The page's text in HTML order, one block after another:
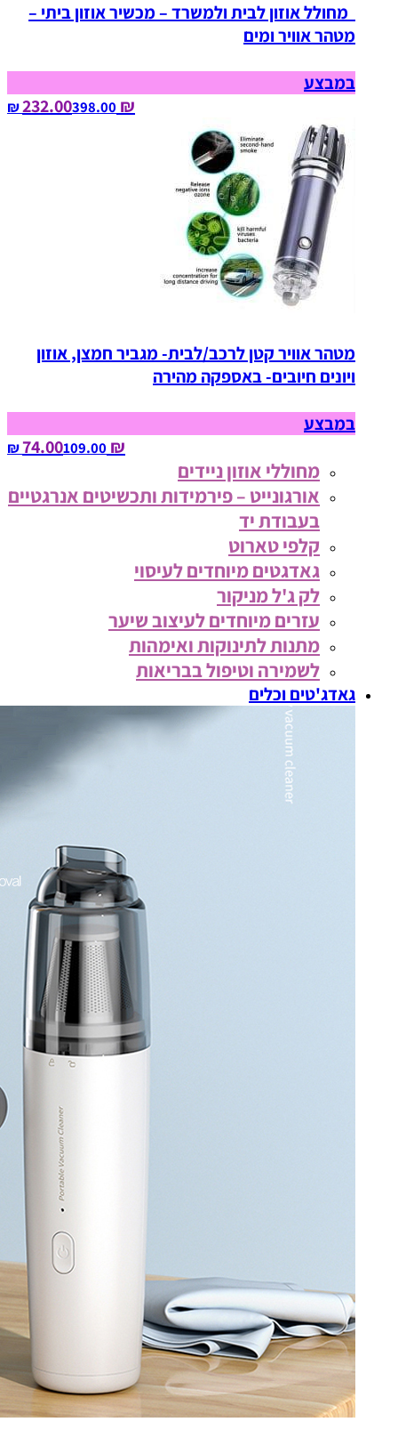
מחולל אוזון לבית ולמשרד – מכשיר אוזון ביתי –
מטהר אוויר ומים
במבצע
₪ 232.00
398.00‏ ₪
מטהר אוויר קטן לרכב/לבית- מגביר חמצן, אוזון
ויונים חיובים- באספקה מהירה
במבצע
₪ 74.00
109.00‏ ₪
מחוללי אוזון ניידים
אורגונייט – פירמידות ותכשיטים אנרגטיים
בעבודת יד
קלפי טארוט
גאדגטים מיוחדים לעיסוי
לק ג'ל מניקור
עזרים מיוחדים לעיצוב שיער
מתנות לתינוקות ואימהות
לשמירה וטיפול בבריאות
גאדג'טים וכלים